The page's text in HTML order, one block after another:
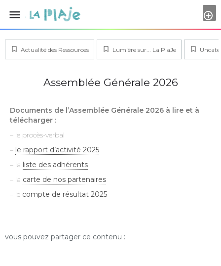
menu
Actualité des Ressources Lumière sur... La PlaJe
Assemblée Générale 2026
Documents de l’Assemblée Générale 2026 à lire et à
télécharger :
– le procès-verbal
– le rapport d’activité 2025
– la liste des adhérents
– la carte de nos partenaires
– le compte de résultat 2025
vous pouvez partager ce contenu :